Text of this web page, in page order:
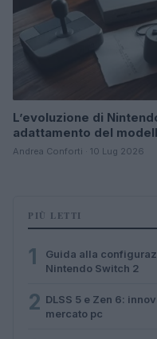
L’evoluzione di
adattamento del
Andrea Conforti · 10 Lug 2026
PIÙ LETTI
1
Guida alla
Nintendo Switch 2
2 DLSS 5 e Zen 6:
mercato pc